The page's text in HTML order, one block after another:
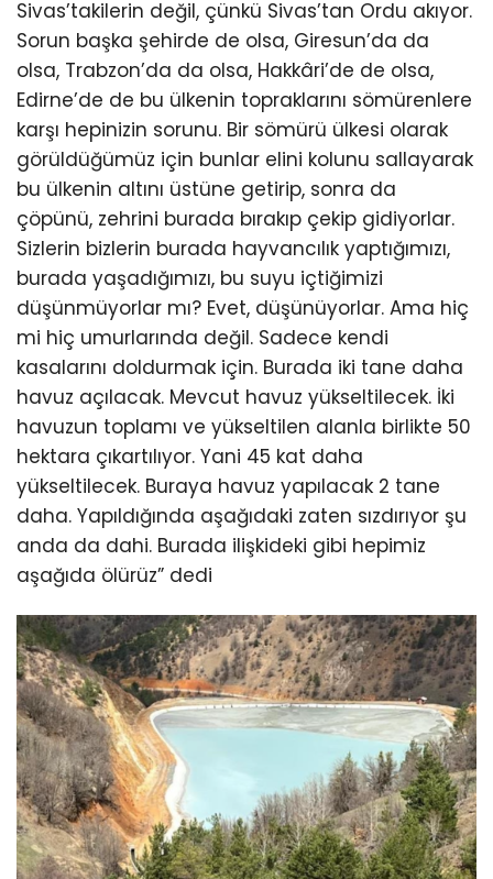
Sivas’takilerin değil, çünkü Sivas’tan Ordu akıyor.
Sorun başka şehirde de olsa, Giresun’da da
olsa, Trabzon’da da olsa, Hakkâri’de de olsa,
Edirne’de de bu ülkenin topraklarını sömürenlere
karşı hepinizin sorunu. Bir sömürü ülkesi olarak
görüldüğümüz için bunlar elini kolunu sallayarak
bu ülkenin altını üstüne getirip, sonra da
çöpünü, zehrini burada bırakıp çekip gidiyorlar.
Sizlerin bizlerin burada hayvancılık yaptığımızı,
burada yaşadığımızı, bu suyu içtiğimizi
düşünmüyorlar mı? Evet, düşünüyorlar. Ama hiç
mi hiç umurlarında değil. Sadece kendi
kasalarını doldurmak için. Burada iki tane daha
havuz açılacak. Mevcut havuz yükseltilecek. İki
havuzun toplamı ve yükseltilen alanla birlikte 50
hektara çıkartılıyor. Yani 45 kat daha
yükseltilecek. Buraya havuz yapılacak 2 tane
daha. Yapıldığında aşağıdaki zaten sızdırıyor şu
anda da dahi. Burada ilişkideki gibi hepimiz
aşağıda ölürüz” dedi